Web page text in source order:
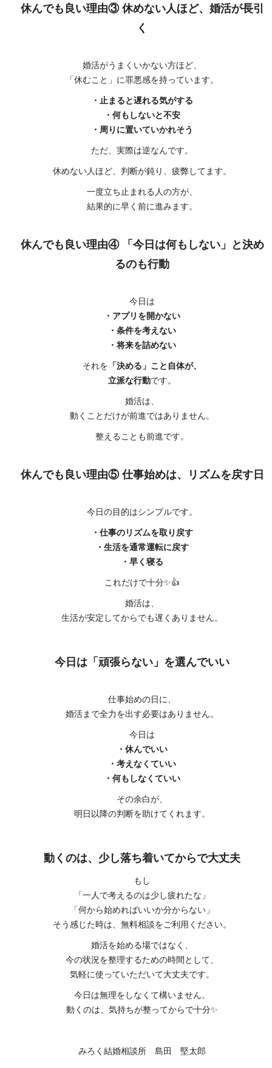
休んでも良い理由③ 休めない人ほど、婚活が長引
く
婚活がうまくいかない方ほど、
「休むこと」に罪悪感を持っています。
・止まると遅れる気がする
・何もしないと不安
・周りに置いていかれそう
ただ、実際は逆なんです。
休めない人ほど、判断が鈍り、疲弊してます。
一度立ち止まれる人の方が、
結果的に早く前に進みます。
休んでも良い理由④ 「今日は何もしない」と決め
るのも行動
今日は
・アプリを開かない
・条件を考えない
・将来を詰めない
それを 「決める」こと自体が、
立派な行動です。
婚活は、
動くことだけが前進ではありません。
整えることも前進です。
休んでも良い理由⑤ 仕事始めは、リズムを戻す日
今日の目的はシンプルです。
・仕事のリズムを取り戻す
・生活を通常運転に戻す
・早く寝る
これだけで十分✨👍
婚活は、
生活が安定してからでも遅くありません。
今日は「頑張らない」を選んでいい
仕事始めの日に、
婚活まで全力を出す必要はありません。
今日は
・休んでいい
・考えなくていい
・何もしなくていい
その余白が、
明日以降の判断を助けてくれます。
動くのは、少し落ち着いてからで大丈夫
もし
「一人で考えるのは少し疲れたな」
「何から始めればいいか分からない」
そう感じた時は、無料相談をご利用ください。
婚活を始める場ではなく、
今の状況を整理するための時間として、
気軽に使っていただいて大丈夫です。
今日は無理をしなくて構いません。
動くのは、気持ちが整ってからで十分✨
みろく結婚相談所 島田 堅太郎